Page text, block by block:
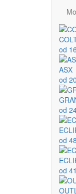
od
ASX
od
od
od
od